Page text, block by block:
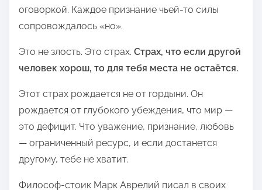
оговоркой. Каждое признание чьей-то силы
сопровождалось «но».
Это не злость. Это страх. Страх, что если другой
человек хорош, то для тебя места не остаётся.
Этот страх рождается не от гордыни. Он
рождается от глубокого убеждения, что мир —
это дефицит. Что уважение, признание, любовь
— ограниченный ресурс, и если достанется
другому, тебе не хватит.
Философ-стоик Марк Аврелий писал в своих